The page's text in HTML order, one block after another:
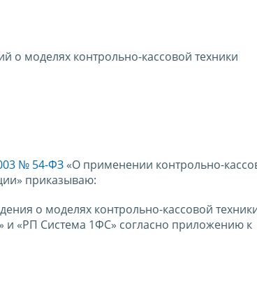
о моделях контрольно-кассовой техники
№ 54-ФЗ «О применении контрольно-
приказываю:
о моделях контрольно-кассовой
и «РП Система 1ФС» согласно приложению к